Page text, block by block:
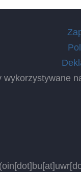
wykorzystywane